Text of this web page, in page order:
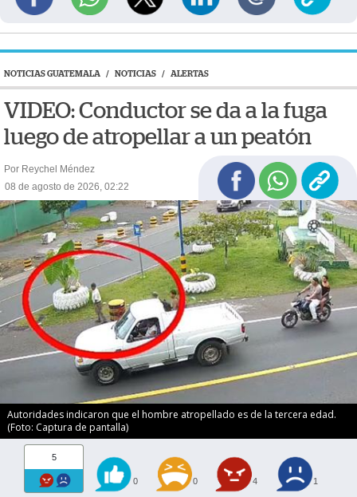
NOTICIAS GUATEMALA / NOTICIAS / ALERTAS
VIDEO: Conductor se da a la fuga
luego de atropellar a un peatón
Por Reychel Méndez
08 de agosto de 2026, 02:22
Autoridades indicaron que el hombre atropellado es de la tercera edad.
(Foto: Captura de pantalla)
5
0 0 4 1